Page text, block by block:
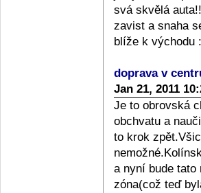
svá skvělá
zavist a snaha
blíže k východu
doprava v
Jan 21, 2011
Je to obrovská
obchvatu a
to krok
a nyní bude tato
zóna(což teď